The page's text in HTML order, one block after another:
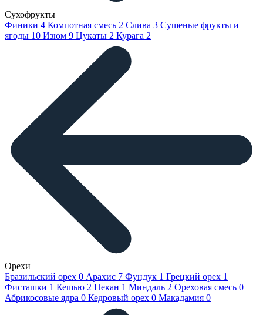
Сухофрукты
Финики 4 Компотная смесь 2 Слива 3 Сушеные фрукты и
ягоды 10 Изюм 9 Цукаты 2 Курага 2
Орехи
Бразильский орех 0 Арахис 7 Фундук 1 Грецкий орех 1
Фисташки 1 Кешью 2 Пекан 1 Миндаль 2 Ореховая смесь 0
Абрикосовые ядра 0 Кедровый орех 0 Макадамия 0